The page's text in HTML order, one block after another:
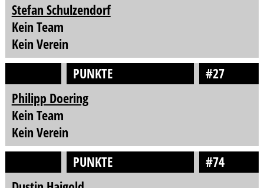
Stefan Schulzendorf
Kein Team
Kein Verein
PUNKTE
#27
Philipp Doering
Kein Team
Kein Verein
PUNKTE
#74